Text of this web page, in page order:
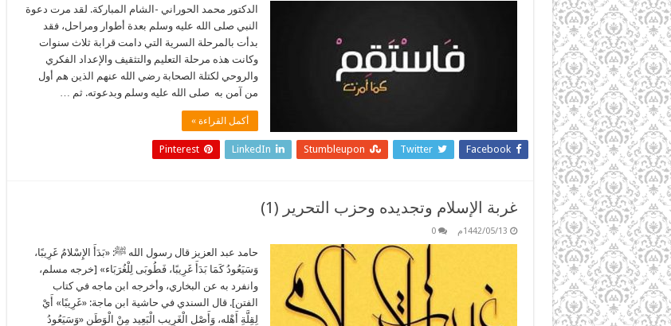
الدكتور محمد الحوراني -الشام المباركة. لقد مرت دعوة
النبي صلى الله عليه وسلم بعدة أطوار ومراحل، فقد
بدأت بالمرحلة السرية التي دامت قرابة ثلاث سنوات
وكانت هذه مرحلة التعليم والتثقيف والإعداد الفكري
والروحي لكتلة الصحابة رضي الله عنهم الذين هم أول
من آمن به صلى الله عليه وسلم وبدعوته. ثم …
أكمل القراءة »
Facebook
Twitter
Stumbleupon
LinkedIn
Pinterest
غربة الإسلام وتجديده وحزب التحرير (1)
1442/05/13م 0
حامد عبد العزيز قال رسول الله ﷺ: «بَدَأَ الإِسْلامُ غَرِيبًا،
وَسَيَعُودُ كَمَا بَدَأَ غَرِيبًا، فَطُوبَى لِلْغُرَبَاء» [خرجه مسلم،
وانفرد به عن البخاري، وأخرجه ابن ماجه في كتاب
الفتن]. قال السندي في حاشية ابن ماجة: «غَرِيبًا» أَيْ
لِقِلَّةِ أَهْله، وَأَصْل الْغَرِيب الْبَعِيد مِنْ الْوَطَن «وَسَيَعُودُ